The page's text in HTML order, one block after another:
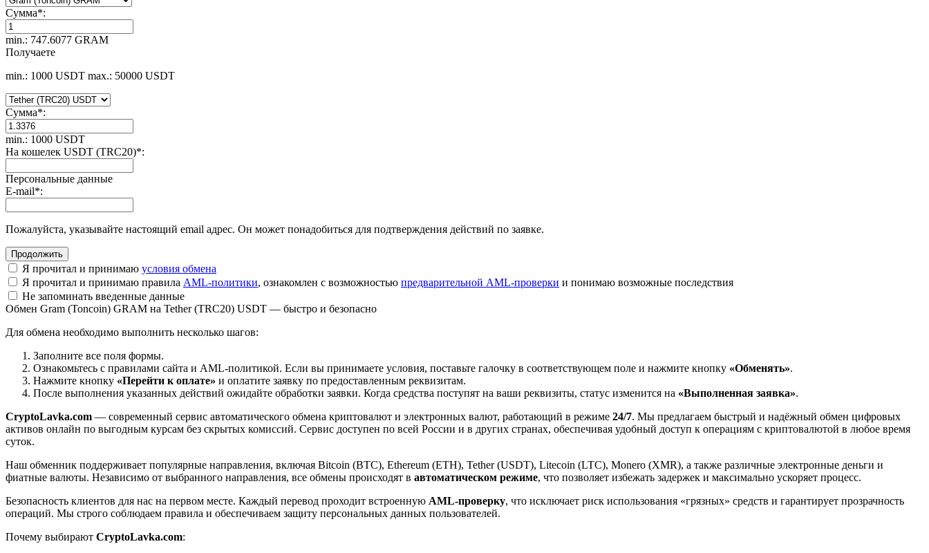
Сумма*:
min.: 747.6077 GRAM
Получаете
min.: 1000 USDT max.: 50000 USDT
Сумма*:
min.: 1000 USDT
На кошелек USDT (TRC20)*:
Персональные данные
E-mail*:
Пожалуйста, указывайте настоящий email адрес. Он может понадобиться для подтверждения действий по заявке.
Я прочитал и принимаю условия обмена
Я прочитал и принимаю правила AML-политики, ознакомлен с возможностью предварительной AML-проверки и понимаю возможные последствия
Не запоминать введенные данные
Обмен Gram (Toncoin) GRAM на Tether (TRC20) USDT — быстро и безопасно
Для обмена необходимо выполнить несколько шагов:
Заполните все поля формы.
Ознакомьтесь с правилами сайта и AML-политикой. Если вы принимаете условия, поставьте галочку в соответствующем поле и нажмите кнопку «Обменять».
Нажмите кнопку «Перейти к оплате» и оплатите заявку по предоставленным реквизитам.
После выполнения указанных действий ожидайте обработки заявки. Когда средства поступят на ваши реквизиты, статус изменится на «Выполненная заявка».
CryptoLavka.com — современный сервис автоматического обмена криптовалют и электронных валют, работающий в режиме 24/7. Мы предлагаем быстрый и надёжный обмен цифровых
активов онлайн по выгодным курсам без скрытых комиссий. Сервис доступен по всей России и в других странах, обеспечивая удобный доступ к операциям с криптовалютой в любое время
суток.
Наш обменник поддерживает популярные направления, включая Bitcoin (BTC), Ethereum (ETH), Tether (USDT), Litecoin (LTC), Monero (XMR), а также различные электронные деньги и
фиатные валюты. Независимо от выбранного направления, все обмены происходят в автоматическом режиме, что позволяет избежать задержек и максимально ускоряет процесс.
Безопасность клиентов для нас на первом месте. Каждый перевод проходит встроенную AML-проверку, что исключает риск использования «грязных» средств и гарантирует прозрачность
операций. Мы строго соблюдаем правила и обеспечиваем защиту персональных данных пользователей.
Почему выбирают CryptoLavka.com: